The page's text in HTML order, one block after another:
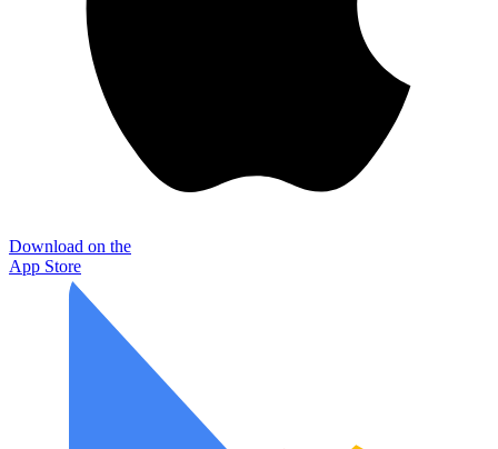
Download on the
App Store